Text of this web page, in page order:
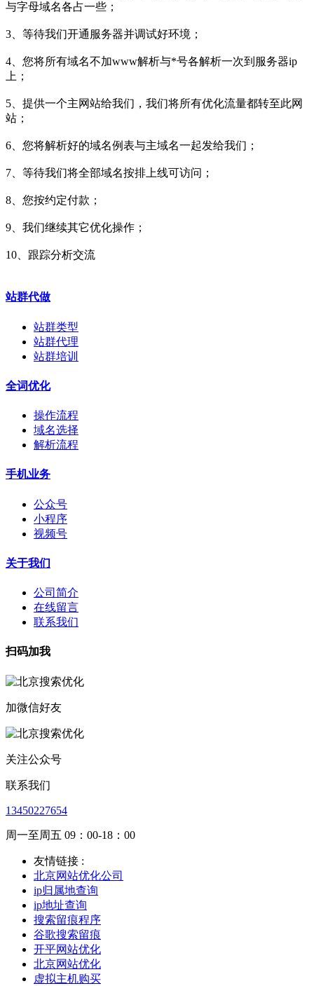
与字母域名各占一些；
3、等待我们开通服务器并调试好环境；
4、您将所有域名不加www解析与*号各解析一次到服务器ip
上；
5、提供一个主网站给我们，我们将所有优化流量都转至此网
站；
6、您将解析好的域名例表与主域名一起发给我们；
7、等待我们将全部域名按排上线可访问；
8、您按约定付款；
9、我们继续其它优化操作；
10、跟踪分析交流
站群代做
站群类型
站群代理
站群培训
全词优化
操作流程
域名选择
解析流程
手机业务
公众号
小程序
视频号
关于我们
公司简介
在线留言
联系我们
扫码加我
加微信好友
关注公众号
联系我们
13450227654
周一至周五 09：00-18：00
友情链接 :
北京网站优化公司
ip归属地查询
ip地址查询
搜索留痕程序
谷歌搜索留痕
开平网站优化
北京网站优化
虚拟主机购买